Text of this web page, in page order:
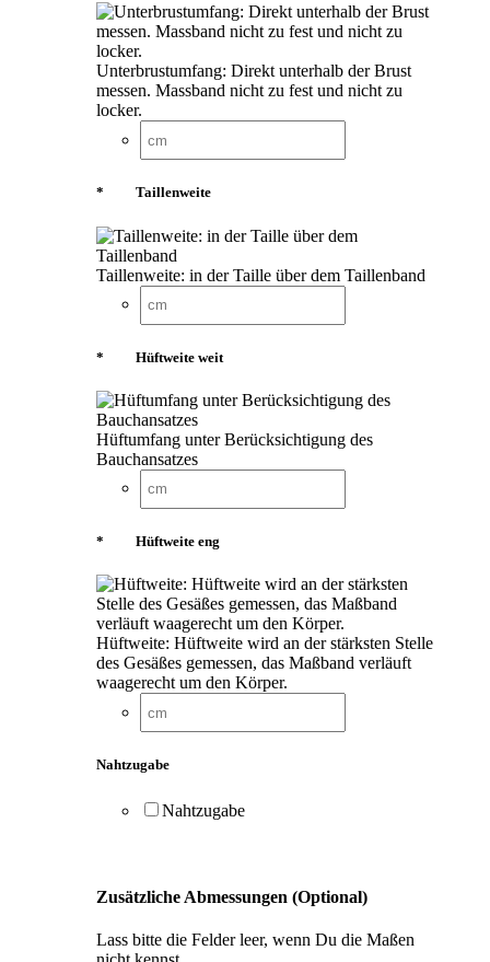
Unterbrustumfang: Direkt unterhalb der Brust
messen. Massband nicht zu fest und nicht zu
locker.
* Taillenweite
Taillenweite: in der Taille über dem Taillenband
* Hüftweite weit
Hüftumfang unter Berücksichtigung des
Bauchansatzes
* Hüftweite eng
Hüftweite: Hüftweite wird an der stärksten Stelle
des Gesäßes gemessen, das Maßband verläuft
waagerecht um den Körper.
Nahtzugabe
Nahtzugabe
Zusätzliche Abmessungen (Optional)
Lass bitte die Felder leer, wenn Du die Maßen